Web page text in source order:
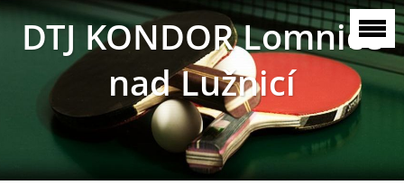
DTJ KONDOR Lomnice
nad Lužnicí